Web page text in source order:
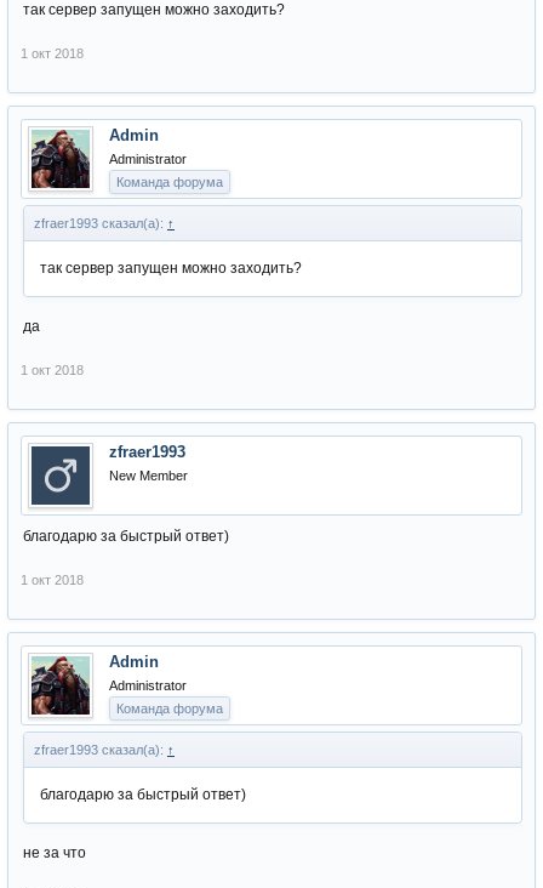
так сервер запущен можно заходить?
1 окт 2018
Admin
Administrator
Команда форума
zfraer1993 сказал(а): ↑
так сервер запущен можно заходить?
да
1 окт 2018
zfraer1993
New Member
благодарю за быстрый ответ)
1 окт 2018
Admin
Administrator
Команда форума
zfraer1993 сказал(а): ↑
благодарю за быстрый ответ)
не за что